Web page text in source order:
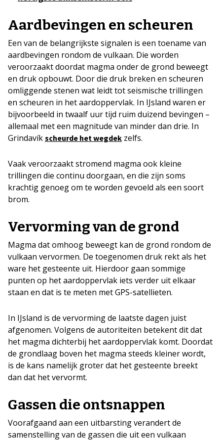
Aardbevingen en scheuren
Een van de belangrijkste signalen is een toename van
aardbevingen rondom de vulkaan. Die worden
veroorzaakt doordat magma onder de grond beweegt
en druk opbouwt. Door die druk breken en scheuren
omliggende stenen wat leidt tot seismische trillingen
en scheuren in het aardoppervlak. In IJsland waren er
bijvoorbeeld in twaalf uur tijd ruim duizend bevingen –
allemaal met een magnitude van minder dan drie. In
Grindavík scheurde het wegdek zelfs.
Vaak veroorzaakt stromend magma ook kleine
trillingen die continu doorgaan, en die zijn soms
krachtig genoeg om te worden gevoeld als een soort
brom.
Vervorming van de grond
Magma dat omhoog beweegt kan de grond rondom de
vulkaan vervormen. De toegenomen druk rekt als het
ware het gesteente uit. Hierdoor gaan sommige
punten op het aardoppervlak iets verder uit elkaar
staan en dat is te meten met GPS-satellieten.
In IJsland is de vervorming de laatste dagen juist
afgenomen. Volgens de autoriteiten betekent dit dat
het magma dichterbij het aardoppervlak komt. Doordat
de grondlaag boven het magma steeds kleiner wordt,
is de kans namelijk groter dat het gesteente breekt
dan dat het vervormt.
Gassen die ontsnappen
Voorafgaand aan een uitbarsting verandert de
samenstelling van de gassen die uit een vulkaan